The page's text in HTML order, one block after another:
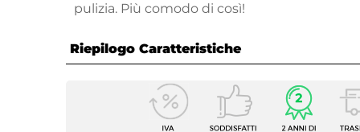
pulizia. Più comodo di così!
Riepilogo Caratteristiche
Caratteristiche
Flexy